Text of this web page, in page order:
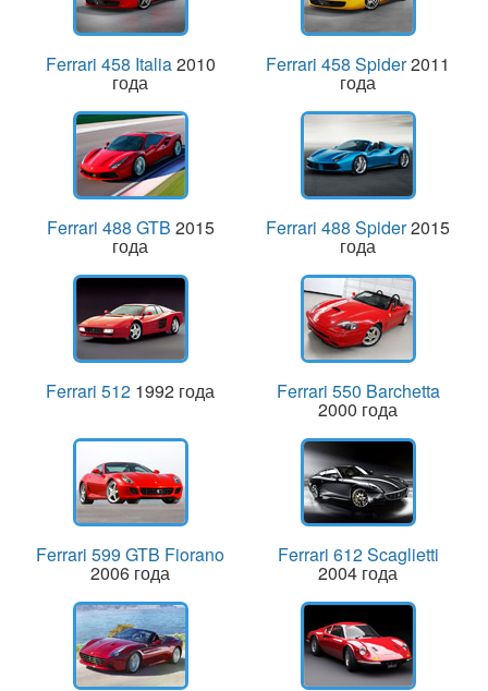
Ferrari 458 Italia2010
года
Ferrari 458 Spider2011
года
Ferrari 488 GTB 2015
года
Ferrari 488 Spider2015
года
Ferrari 512 1992 года Ferrari 550 Barchetta
2000 года
Ferrari 599 GTB Fiorano
2006 года
Ferrari 612 Scaglietti
2004 года